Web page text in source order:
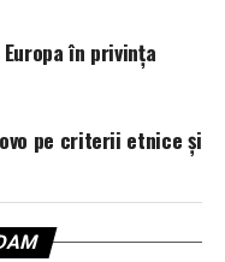
în privinţa
pe criterii etnice și